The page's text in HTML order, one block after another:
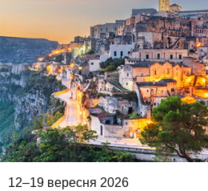
12–19 вересня 2026